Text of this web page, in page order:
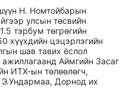
Н. Номтойбарын
улсын төсвийн
тэрбум төгрөгийн
хүүхдийн цэцэрлэгийн
шав тавих ёслол
ажиллагаанд Аймгийн Засаг
ИТХ-ын төлөөлөгч,
Э.Ундармаа, Дорнод их